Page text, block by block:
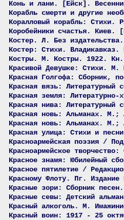
Конь и лани. [Ейск].
Корабль смерти и другие
Коралловый корабль: Стихи.
Коробейники счастья. Киев.
Костер. Л. Без
Костер: Стихи. Владикавказ.
Костры. М. Костры. 1922.
Красивой Девушке: Стихи. М.
Красная Голгофа: Сборник,
Красная вязь: Литературный
Красная земля: Литературно-
Красная нива: Литературный
Красная новь: Альманах.
Красная новь: Альманах.
Красная улица: Стихи и
Красноармейская поэзия /
Красноармейское
Красное знамя: Юбилейный
Красное пятилетие /
Красному Флоту. Пг. Издание
Красные зори: Сборник
Красные севы: Детский
Красный алкоголь. М.
Красный воин: 1917 - 25